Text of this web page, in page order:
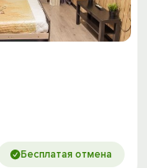
Бесплатая отмена